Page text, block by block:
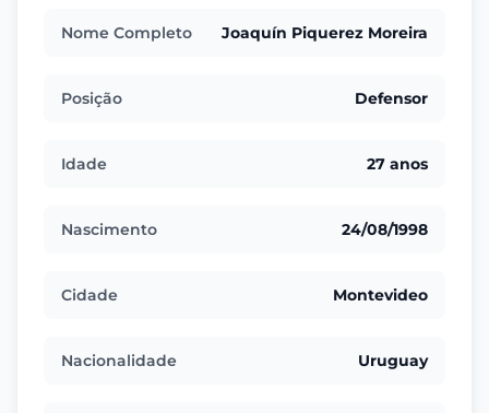
Nome Completo Joaquín Piquerez Moreira
Posição Defensor
Idade 27 anos
Nascimento 24/08/1998
Cidade Montevideo
Nacionalidade Uruguay